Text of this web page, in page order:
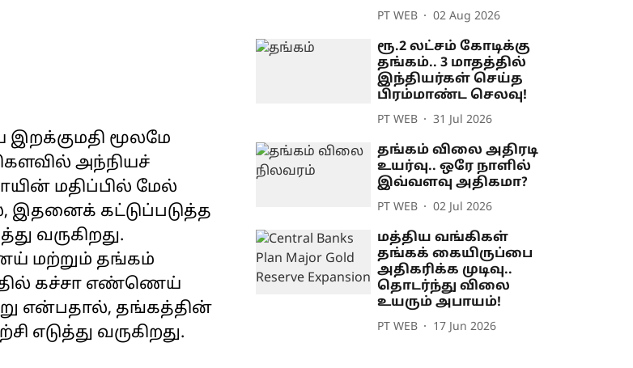
இறக்குமதி மூலமே
அந்நியச்
மதிப்பில் மேல்
இதனைக் கட்டுப்படுத்த
வருகிறது.
மற்றும் தங்கம்
கச்சா எண்ணெய்
என்பதால், தங்கத்தின்
எடுத்து வருகிறது.
PT WEB 02 Aug 2026
ரூ.2 லட்சம் கோடிக்கு
தங்கம்.. 3 மாதத்தில்
இந்தியர்கள் செய்த
பிரம்மாண்ட செலவு!
PT WEB 31 Jul 2026
தங்கம் விலை அதிரடி
உயர்வு.. ஒரே நாளில்
இவ்வளவு அதிகமா?
PT WEB 02 Jul 2026
மத்திய வங்கிகள்
தங்கக் கையிருப்பை
அதிகரிக்க முடிவு..
தொடர்ந்து விலை
உயரும் அபாயம்!
PT WEB 17 Jun 2026